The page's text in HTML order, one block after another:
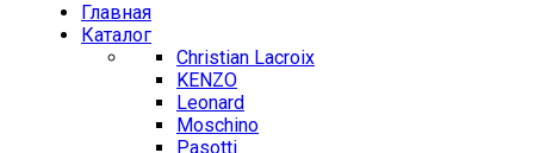
Главная
Каталог
Christian Lacroix
KENZO
Leonard
Moschino
Pasotti